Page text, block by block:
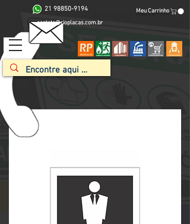
21 98850-9194
contato@rioplacas.com.br
Meu Carrinho